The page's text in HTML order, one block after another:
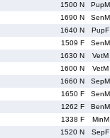
1500 N
PupM
1690 N
SenM
1640 N
PupF
1509 F
SenM
1630 N
VetM
1600 N
VetM
1660 N
SepM
1650 F
SenM
1262 F
BenM
1338 F
MinM
1520 N
SepF